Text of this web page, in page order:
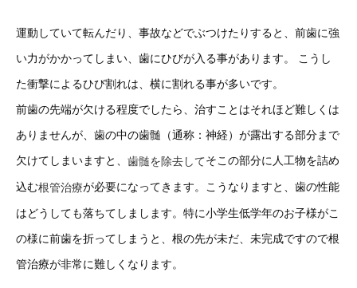
運動していて転んだり、事故などでぶつけたりすると、前歯に強
い力がかかってしまい、歯にひびが入る事があります。 こうし
た衝撃によるひび割れは、横に割れる事が多いです。
前歯の先端が欠ける程度でしたら、治すことはそれほど難しくは
ありませんが、歯の中の歯髄（通称：神経）が露出する部分まで
欠けてしまいますと、 歯髄を除去してそこの部分に人工物を詰め
込む根管治療が必要になってきます。こうなりますと、歯の性能
はどうしても落ちてしまします。特に小学生低学年のお子様がこ
の様に前歯を折ってしまうと、根の先が未だ、未完成ですので根
管治療が非常に難しくなります。